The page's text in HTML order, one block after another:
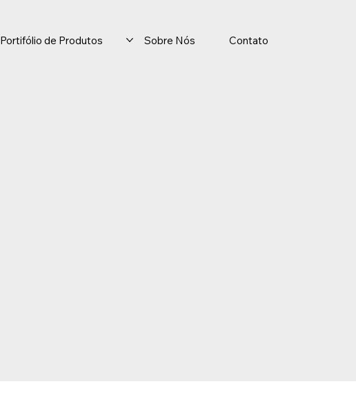
Portifólio de Produtos Sobre Nós Contato